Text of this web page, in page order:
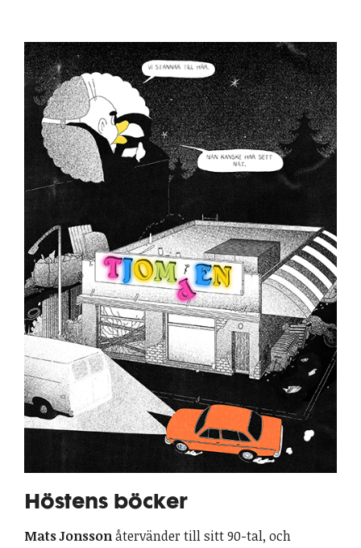
Höstens böcker
Mats Jonssonåtervänder till sitt 90-tal, och